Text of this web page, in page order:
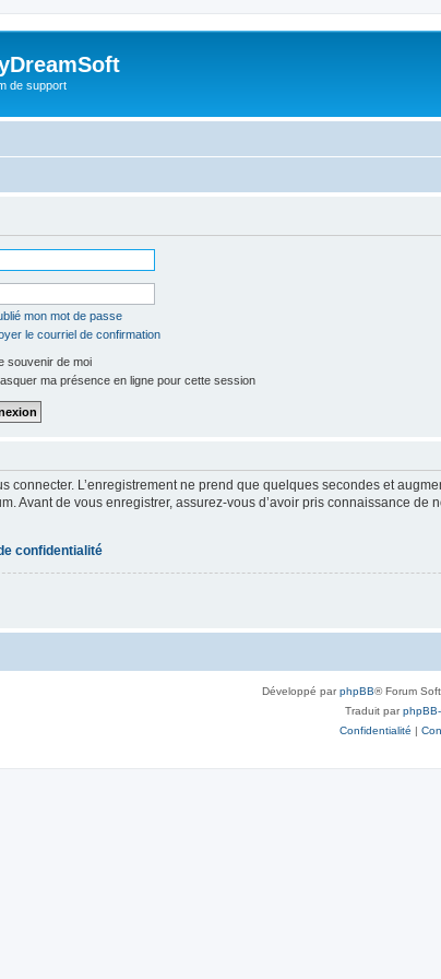
de support
mon mot de passe
le courriel de confirmation
souvenir de moi
ma présence en ligne pour cette session
connecter. L’enregistrement ne prend que quelques secondes et
Avant de vous enregistrer, assurez-vous d’avoir pris connaissance
confidentialité
Développé parphpBB® Forum
Traduit par
Confidentialité |